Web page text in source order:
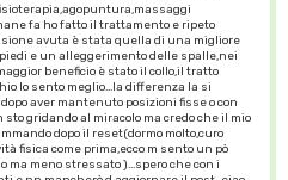
fa ho fatto il trattamento e ripeto
avuta è stata quella di una migliore
e un alleggerimento delle spalle,nei
beneficio è stato il collo,il tratto
lo sento meglio...la differenza la si
aver mantenuto posizioni fisse o con
gridando al miracolo ma credo che il mio
dopo il reset(dormo molto,curo
fisica come prima,ecco m sento un pò
meno stressato )...spero che con i